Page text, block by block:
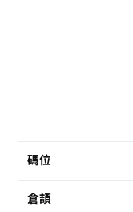
碼位
倉頡